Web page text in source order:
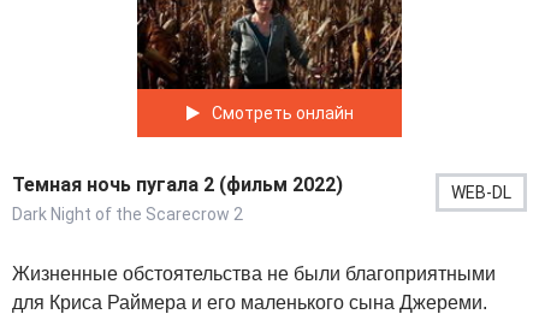
Смотреть онлайн
Темная ночь пугала 2 (фильм 2022)
Dark Night of the Scarecrow 2
WEB-DL
Жизненные обстоятельства не были благоприятными
для Криса Раймера и его маленького сына Джереми.